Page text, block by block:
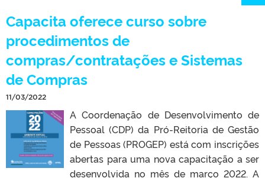
Capacita oferece curso sobre
procedimentos de
compras/contratações e Sistemas
de Compras
11/03/2022
A Coordenação de Desenvolvimento de
Pessoal (CDP) da Pró-Reitoria de Gestão
de Pessoas (PROGEP) está com inscrições
abertas para uma nova capacitação a ser
desenvolvida no mês de março 2022. A